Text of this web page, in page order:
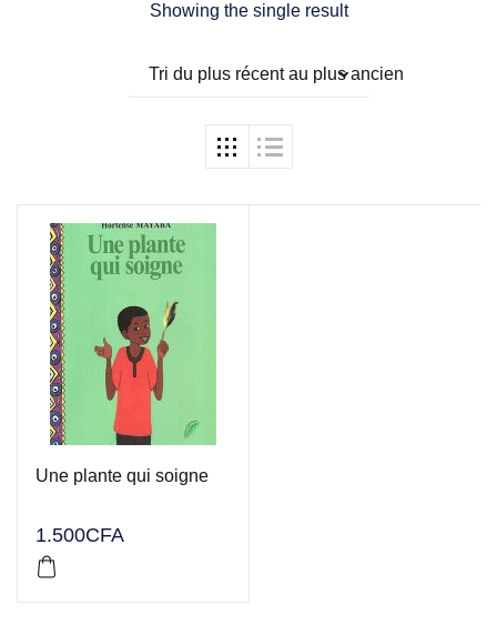
Showing the single result
Tri du plus récent au plus ancien
Une plante qui soigne
1.500CFA